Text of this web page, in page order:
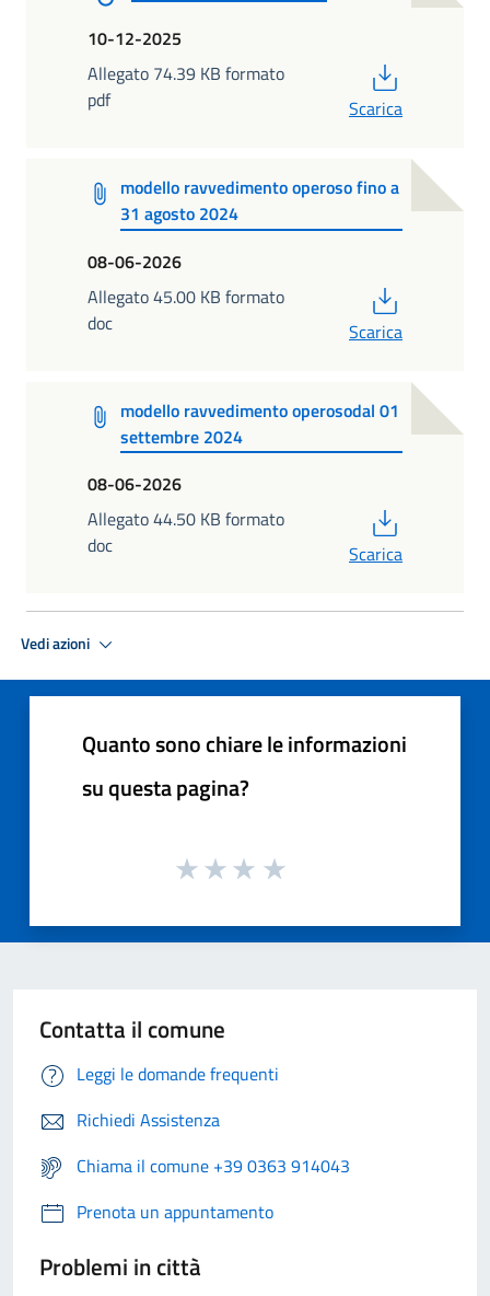
10-12-2025
Allegato 74.39 KB formato
pdf
Scarica
modello ravvedimento operoso fino a
31 agosto 2024
08-06-2026
Allegato 45.00 KB formato
doc
Scarica
modello ravvedimento operosodal 01
settembre 2024
08-06-2026
Allegato 44.50 KB formato
doc
Scarica
Vedi azioni
Quanto sono chiare le informazioni
su questa pagina?
Contatta il comune
Leggi le domande frequenti
Richiedi Assistenza
Chiama il comune +39 0363 914043
Prenota un appuntamento
Problemi in città